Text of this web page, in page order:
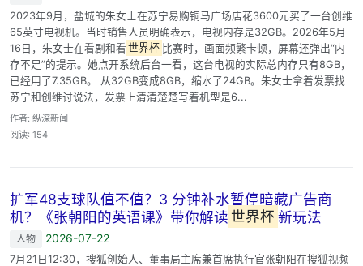
2023年9月，盐城的朱女士在苏宁易购铜马广场店花3600元买了一台创维
65英寸电视机。当时销售人员明确表示，电视内存是32GB。2026年5月
16日，朱女士在看剧和看 世界杯 比赛时，画面频繁卡顿，屏幕还弹出“内
存不足”的提示。她点开系统后台一看，这台电视的实际总内存只有8GB，
已经用了7.35GB。 从32GB变成8GB，缩水了24GB。朱女士拿着发票找
苏宁和创维讨说法，发票上清清楚楚写着机型是6...
作者: 纵深新闻
阅读: 154
扩军48支球队值不值？3 分钟补水暂停暗藏广告商
机？《张朝阳的英语课》带你解读 世界杯 新玩法
人物 2026-07-22
7月21日12:30，搜狐创始人、董事局主席兼首席执行官张朝阳在搜狐视频